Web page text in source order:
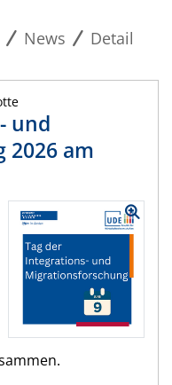
News Detail
und
2026 am